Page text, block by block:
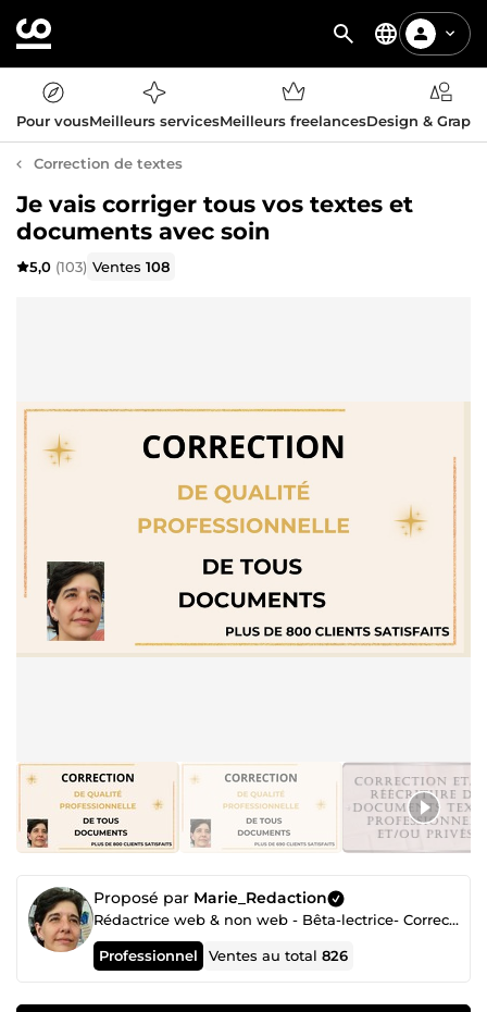
Pour vousMeilleurs servicesMeilleurs freelancesDesign &
Correction de textes
Je vais corriger tous vos textes et
documents avec soin
5,0 (103) Ventes108
Proposé par Marie_Redaction
Rédactrice web & non web - Bêta-lectrice- Correctrice - Écrivain public
Professionnel Ventes au total826